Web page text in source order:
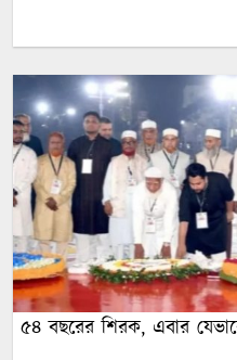
৫৪ বছরের শিরক, এবার